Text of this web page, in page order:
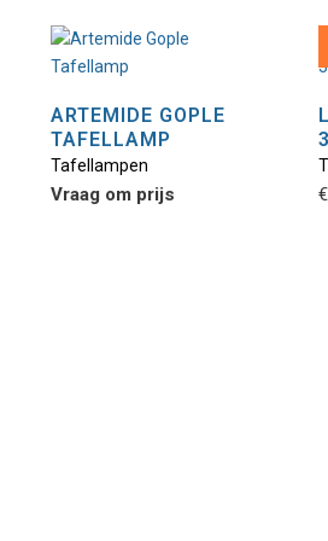
ARTEMIDE GOPLE
TAFELLAMP
Tafellampen
Vraag om prijs €